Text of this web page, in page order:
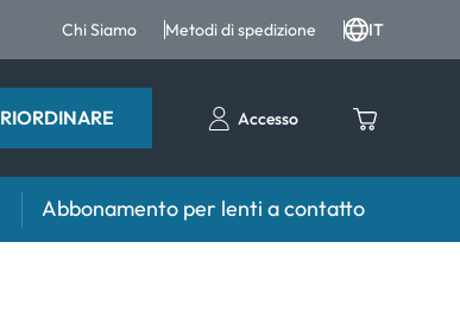
Chi Siamo Metodi di spedizione IT
RIORDINARE Accesso
Abbonamento per lenti a contatto